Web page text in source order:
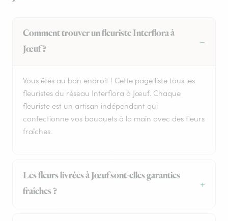
Comment trouver un fleuriste Interflora à
Jœuf ?
Vous êtes au bon endroit ! Cette page liste tous les
fleuristes du réseau Interflora à Jœuf. Chaque
fleuriste est un artisan indépendant qui
confectionne vos bouquets à la main avec des fleurs
fraîches.
Les fleurs livrées à Jœuf sont-elles garanties
fraîches ?